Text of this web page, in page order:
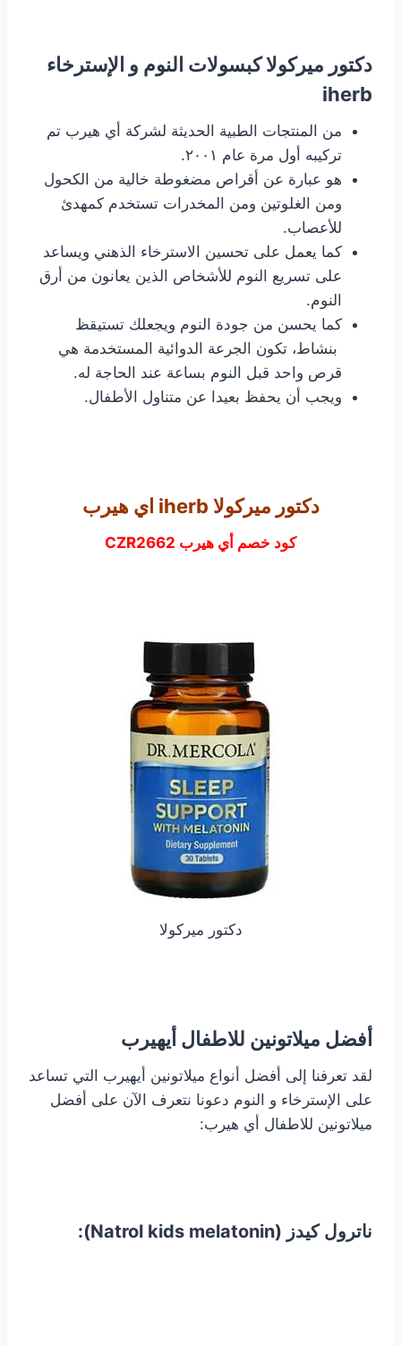
دكتور ميركولا كبسولات النوم و الإسترخاء
iherb
من المنتجات الطبية الحديثة لشركة أي هيرب تم
تركيبه أول مرة عام ٢٠٠١.
هو عبارة عن أقراص مضغوطة خالية من الكحول
ومن الغلوتين ومن المخدرات تستخدم كمهدئ
للأعصاب.
كما يعمل على تحسين الاسترخاء الذهني ويساعد
على تسريع النوم للأشخاص الذين يعانون من أرق
النوم.
كما يحسن من جودة النوم ويجعلك تستيقظ
بنشاط، تكون الجرعة الدوائية المستخدمة هي
قرص واحد قبل النوم بساعة عند الحاجة له.
ويجب أن يحفظ بعيدا عن متناول الأطفال.
دكتور ميركولا iherb اي هيرب
كود خصم أي هيرب CZR2662
دكتور ميركولا
أفضل ميلاتونين للاطفال أيهيرب
لقد تعرفنا إلى أفضل أنواع ميلاتونين أيهيرب التي تساعد
على الإسترخاء و النوم دعونا نتعرف الآن على أفضل
ميلاتونين للاطفال أي هيرب:
ناترول كيدز (Natrol kids melatonin):